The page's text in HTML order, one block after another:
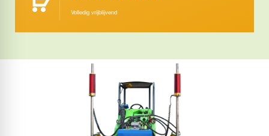
Volledig vrijblijvend